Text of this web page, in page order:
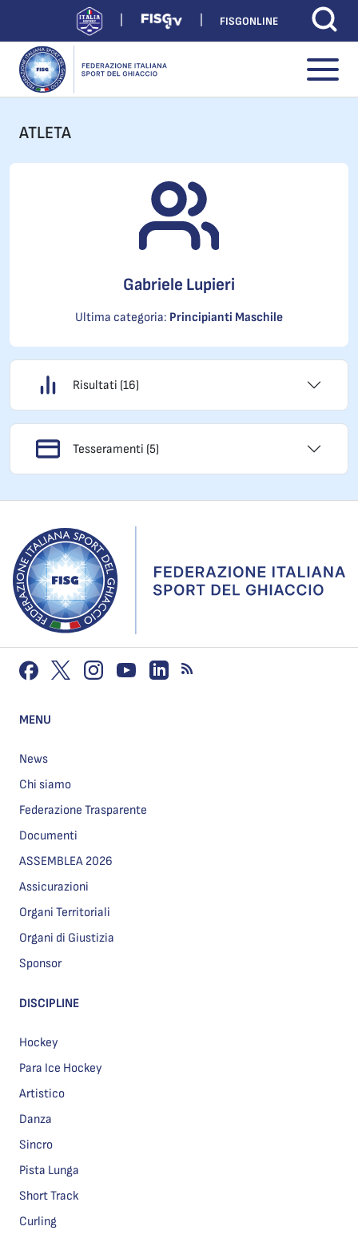
FISGONLINE
ATLETA
Gabriele Lupieri
Ultima categoria: Principianti Maschile
Risultati (16)
Tesseramenti (5)
MENU
News
Chi siamo
Federazione Trasparente
Documenti
ASSEMBLEA 2026
Assicurazioni
Organi Territoriali
Organi di Giustizia
Sponsor
DISCIPLINE
Hockey
Para Ice Hockey
Artistico
Danza
Sincro
Pista Lunga
Short Track
Curling